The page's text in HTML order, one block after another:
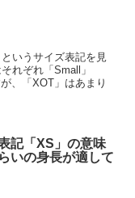
いうサイズ表記を見
れぞれ「Small」
、「XOT」はあまり
記「XS」の意味
いの身長が適して